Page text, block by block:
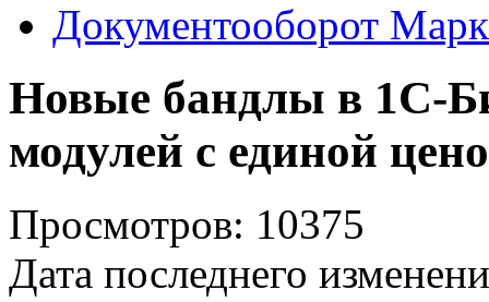
Документооборот
Новые бандлы в 1С-
модулей с единой
Просмотров: 10375
Дата последнего